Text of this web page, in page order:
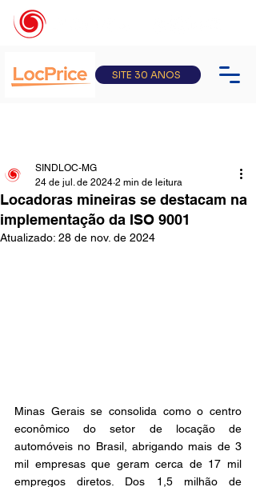
SITE 30 ANOS
Locadoras mineiras se destacam na
implementação da ISO 9001
SINDLOC-MG
24 de jul. de 2024 2 min de leitura
Atualizado: 28 de nov. de 2024
Minas Gerais se consolida como o centro
econômico do setor de locação de
automóveis no Brasil, abrigando mais de 3
mil empresas que geram cerca de 17 mil
empregos diretos. Dos 1,5 milhão de